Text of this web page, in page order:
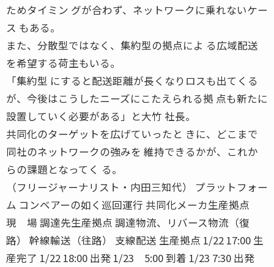
ためタイミン グが合わず、ネットワークに乗れないケー
ス もある。
また、分散型ではなく、集約型の拠点によ る広域配送
を希望する荷主もいる。
「集約型 にすると配送距離が長くなりロスも出てくる
が、今後はこうしたニーズにこたえられる拠 点も新たに
設置していく必要がある」と大竹 社長。
共同化のターゲットを広げていったと きに、どこまで
同社のネットワークの強みを 維持できるかが、これか
らの課題となってく る。
（フリージャーナリスト・内田三知代） プラットフォー
ム コンベアーの如く巡回運行 共同化メーカ生産拠点
現 場 調達先生産拠点 調達物流、リバース物流（復
路） 幹線輸送（往路） 支線配送 生産拠点 1/22 17:00 生
産完了 1/22 18:00 出発 1/23 5:00 到着 1/23 7:30 出発